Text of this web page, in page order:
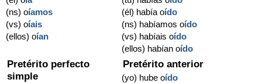
(ns) oíamos
(vs) oíais
(ellos) oían
(él) había oído
(ns) habíamos oído
(vs) habíais oído
(ellos) habían oído
Pretérito perfecto
simple
Pretérito anterior
(yo) hube oído